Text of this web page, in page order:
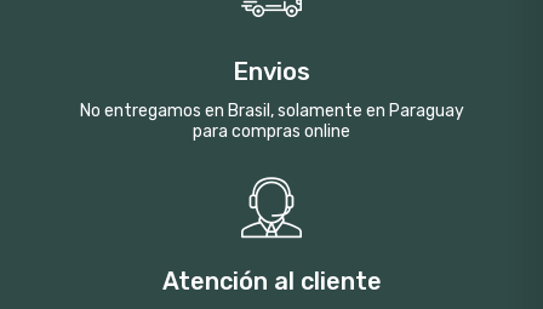
Envios
No entregamos en Brasil, solamente en Paraguay
para compras online
Atención al cliente